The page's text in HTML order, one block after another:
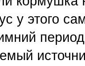
у этого